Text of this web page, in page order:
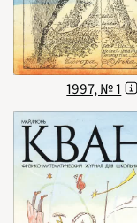
1997, № 1